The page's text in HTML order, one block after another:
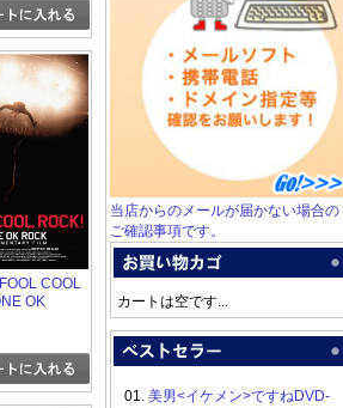
COOL
OK
当店からのメールが届かない場合の
ご確認事項です。
カートは空です...
01. 美男<イケメン>ですねDVD-